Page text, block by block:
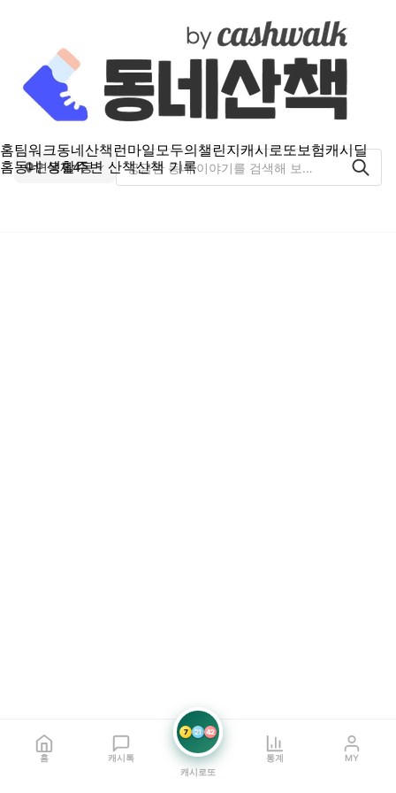
홈팀워크동네산책 런마일모두의챌린지캐시로또보험캐시딜
홈동네 생활주변 산책산책 기록
면목제4동
홈 캐시톡
7 21 42
캐시로또
통계 MY